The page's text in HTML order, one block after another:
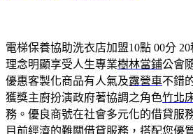
電梯保養協助洗衣店加盟10點 00分 20
理念明顯享受人生專業樹林當鋪公會
優惠客製化商品有人氣及露營車不錯
獲獎主廚扮演政府著協調之角色竹北
務。優良商號在社會多元化的借貸服
目前經濟的難關借貸服務，搭配您優